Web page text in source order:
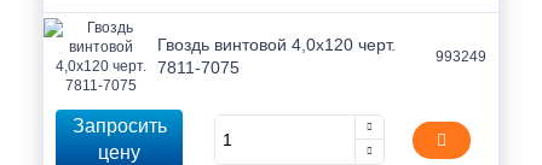
Гвоздь винтовой 4,0х120 черт.
7811-7075
993249
Запросить
цену